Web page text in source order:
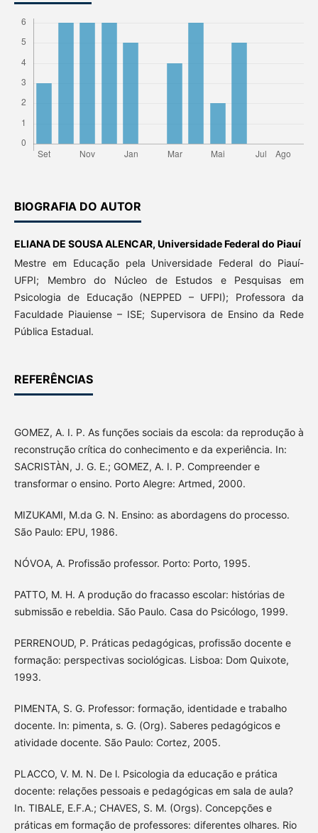
BIOGRAFIA DO AUTOR
ELIANA DE SOUSA ALENCAR, Universidade Federal do Piauí
Mestre em Educação pela Universidade Federal do Piauí-
UFPI; Membro do Núcleo de Estudos e Pesquisas em
Psicologia de Educação (NEPPED – UFPI); Professora da
Faculdade Piauiense – ISE; Supervisora de Ensino da Rede
Pública Estadual.
REFERÊNCIAS
GOMEZ, A. I. P. As funções sociais da escola: da reprodução à
reconstrução crítica do conhecimento e da experiência. In:
SACRISTÀN, J. G. E.; GOMEZ, A. I. P. Compreender e
transformar o ensino. Porto Alegre: Artmed, 2000.
MIZUKAMI, M.da G. N. Ensino: as abordagens do processo.
São Paulo: EPU, 1986.
NÓVOA, A. Profissão professor. Porto: Porto, 1995.
PATTO, M. H. A produção do fracasso escolar: histórias de
submissão e rebeldia. São Paulo. Casa do Psicólogo, 1999.
PERRENOUD, P. Práticas pedagógicas, profissão docente e
formação: perspectivas sociológicas. Lisboa: Dom Quixote,
1993.
PIMENTA, S. G. Professor: formação, identidade e trabalho
docente. In: pimenta, s. G. (Org). Saberes pedagógicos e
atividade docente. São Paulo: Cortez, 2005.
PLACCO, V. M. N. De l. Psicologia da educação e prática
docente: relações pessoais e pedagógicas em sala de aula?
In. TIBALE, E.F.A.; CHAVES, S. M. (Orgs). Concepções e
práticas em formação de professores: diferentes olhares. Rio